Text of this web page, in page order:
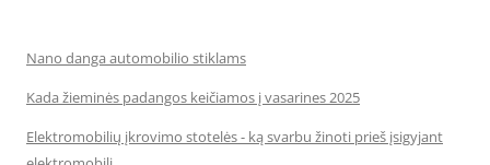
Nano danga automobilio stiklams
Kada žieminės padangos keičiamos į vasarines 2025
Elektromobilių įkrovimo stotelės - ką svarbu žinoti prieš įsigyjant